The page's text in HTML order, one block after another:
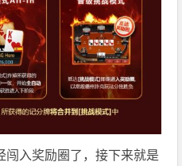
闯入奖励圈了，接下来就是